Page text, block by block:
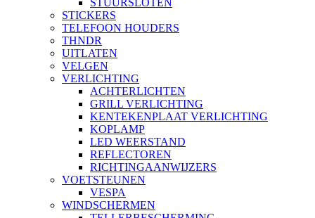
STUURSLOTEN
STICKERS
TELEFOON HOUDERS
THNDR
UITLATEN
VELGEN
VERLICHTING
ACHTERLICHTEN
GRILL VERLICHTING
KENTEKENPLAAT VERLICHTING
KOPLAMP
LED WEERSTAND
REFLECTOREN
RICHTINGAANWIJZERS
VOETSTEUNEN
VESPA
WINDSCHERMEN